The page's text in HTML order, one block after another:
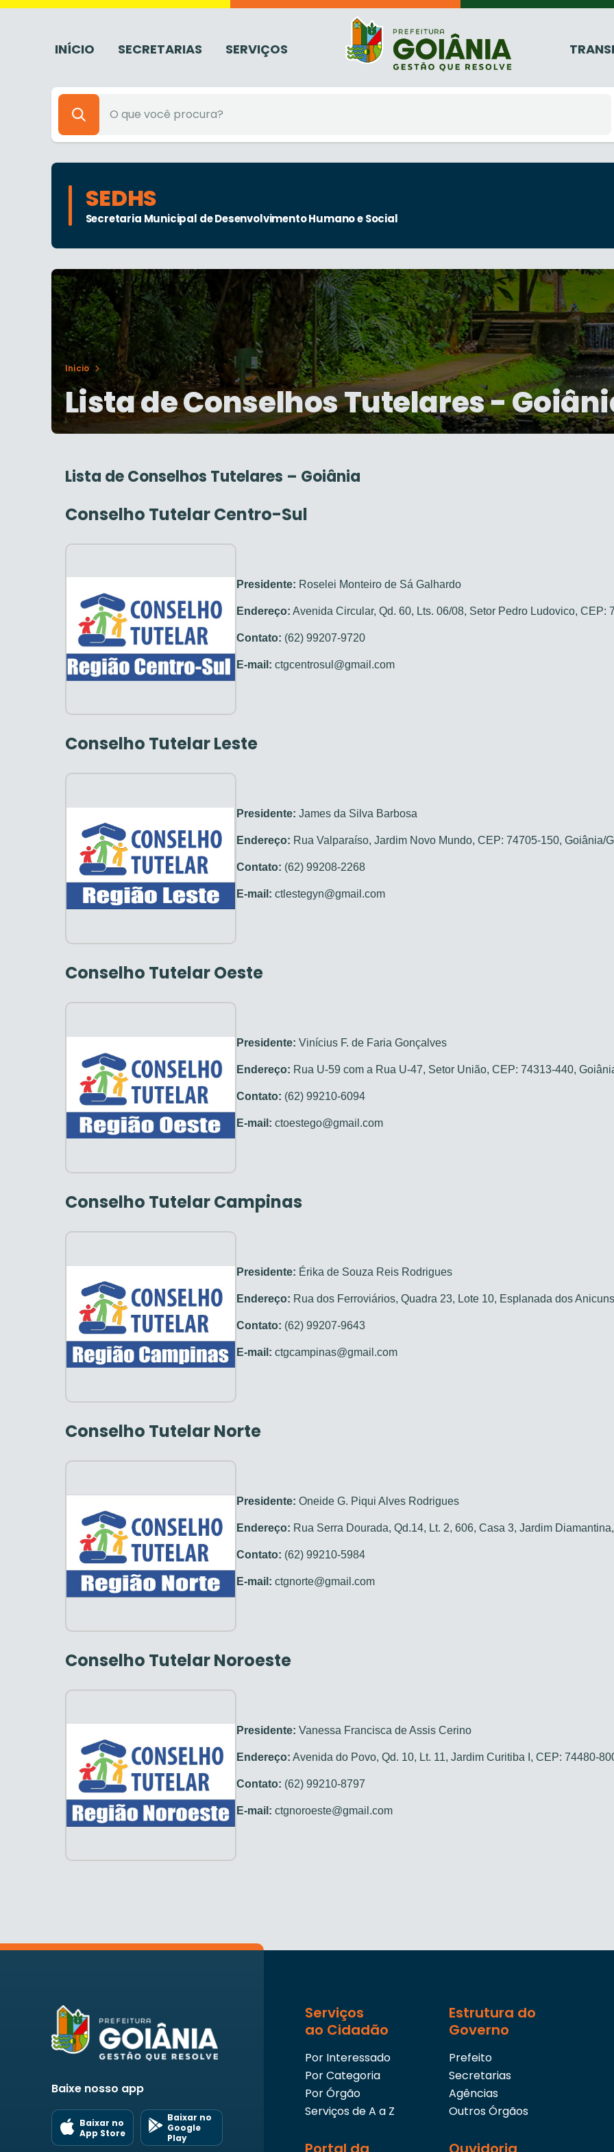
INÍCIO SECRETARIAS SERVIÇOS
SEDHS
Secretaria Municipal de Desenvolvimento Humano e Social
Início
Lista de Conselhos Tutelares -
Lista de Conselhos Tutelares – Goiânia
Conselho Tutelar Centro-Sul
Presidente: Roselei Monteiro de Sá Galhardo
Endereço: Avenida Circular, Qd. 60, Lts. 06/08, Setor Pedro Ludovico, CEP:
Contato: (62) 99207-9720
E-mail: ctgcentrosul@gmail.com
Conselho Tutelar Leste
Presidente: James da Silva Barbosa
Endereço: Rua Valparaíso, Jardim Novo Mundo, CEP: 74705-150, Goiânia/
Contato: (62) 99208-2268
E-mail: ctlestegyn@gmail.com
Conselho Tutelar Oeste
Presidente: Vinícius F. de Faria Gonçalves
Endereço: Rua U-59 com a Rua U-47, Setor União, CEP: 74313-440,
Contato: (62) 99210-6094
E-mail: ctoestego@gmail.com
Conselho Tutelar Campinas
Presidente: Érika de Souza Reis Rodrigues
Endereço: Rua dos Ferroviários, Quadra 23, Lote 10, Esplanada dos
Contato: (62) 99207-9643
E-mail: ctgcampinas@gmail.com
Conselho Tutelar Norte
Presidente: Oneide G. Piqui Alves Rodrigues
Endereço: Rua Serra Dourada, Qd.14, Lt. 2, 606, Casa 3, Jardim
Contato: (62) 99210-5984
E-mail: ctgnorte@gmail.com
Conselho Tutelar Noroeste
Presidente: Vanessa Francisca de Assis Cerino
Endereço: Avenida do Povo, Qd. 10, Lt. 11, Jardim Curitiba I, CEP: 74480-
Contato: (62) 99210-8797
E-mail: ctgnoroeste@gmail.com
Baixe nosso app
Baixar no
App Store
Baixar no
Google
Play
Serviços
ao Cidadão
Por Interessado
Por Categoria
Por Órgão
Serviços de A a Z
Estrutura do
Governo
Prefeito
Secretarias
Agências
Outros Órgãos